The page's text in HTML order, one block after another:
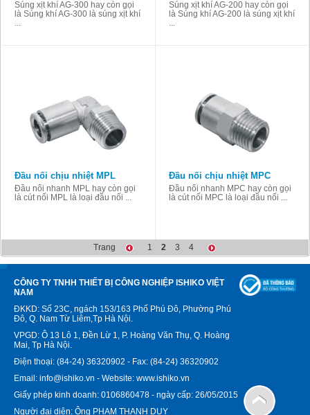
Súng xịt khí AG-300 hay còn gọi
là Súng khí AG-300 là súng xịt khí
...
Súng xịt khí AG-200 hay còn gọi
là Súng khí AG-200 là súng xịt khí
...
Đầu nối chịu nhiệt MPL
Đầu nối nhanh MPL hay còn gọi
là cút nối MPL là loại đầu nối ...
Đầu nối chịu nhiệt MPC
Đầu nối nhanh MPC hay còn gọi
là cút nối MPC là loại đầu nối ...
Trang 1 2 3 4
CÔNG TY TNHH THIẾT BỊ CÔNG NGHIỆP ISHIKO VIỆT
NAM
ĐKKD: Số 23C, ngách 153/163 Phố Phú Đô, Phường Phú
Đô, Q. Nam Từ Liêm,Tp Hà Nội.
VPGD: Ô 13 Lô 1, Đền Lừ 1, P. Hoàng Văn Thụ, Q. Hoàng
Mai, Tp Hà Nội.
Điện thoại: (84-24) 36320902 - Fax: (84-24) 36320902
Email: info@ishiko.vn - Website: www.ishiko.vn
Giấy phép kinh doanh: 0106860478 - ngày cấp: 26/05/2015
Người đại diện: Ông PHẠM THANH DUY